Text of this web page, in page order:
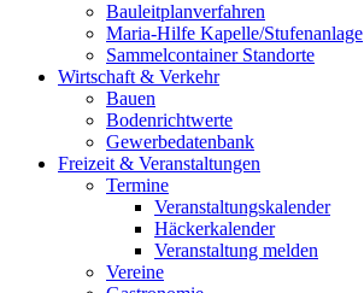
Bauleitplanverfahren
Maria-Hilfe Kapelle/Stufenanlage
Sammelcontainer Standorte
Wirtschaft & Verkehr
Bauen
Bodenrichtwerte
Gewerbedatenbank
Freizeit & Veranstaltungen
Termine
Veranstaltungskalender
Häckerkalender
Veranstaltung melden
Vereine